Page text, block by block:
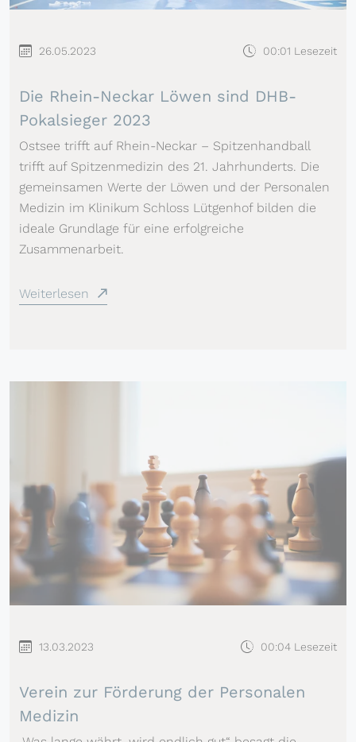
26.05.2023 00:01 Lesezeit
Die Rhein-Neckar Löwen sind DHB-
Pokalsieger 2023
Ostsee trifft auf Rhein-Neckar – Spitzenhandball
trifft auf Spitzenmedizin des 21. Jahrhunderts. Die
gemeinsamen Werte der Löwen und der Personalen
Medizin im Klinikum Schloss Lütgenhof bilden die
ideale Grundlage für eine erfolgreiche
Zusammenarbeit.
Weiterlesen
13.03.2023 00:04 Lesezeit
Verein zur Förderung der Personalen
Medizin